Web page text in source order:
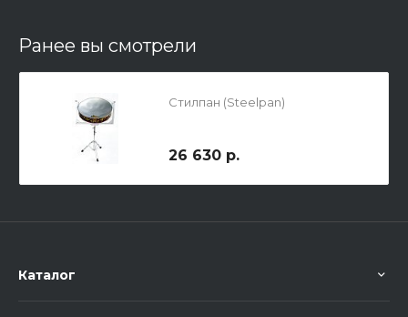
Ранее вы смотрели
Стилпан (Steelpan)
26 630 р.
Каталог